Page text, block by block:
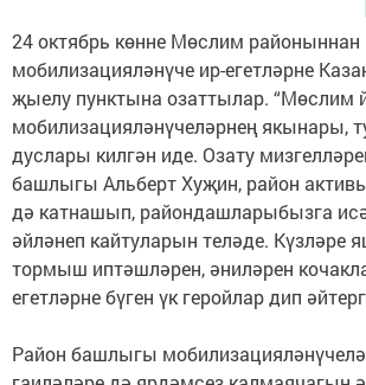
24 октябрь көнне Мөслим районыннан
мобилизацияләнүче ир-егетләрне
җыелу пунктына озаттылар. “Мөслим
мобилизацияләнүчеләрнең якынары,
дуслары килгән иде. Озату
башлыгы Альберт Хуҗин, район
дә катнашып, райондашларыбызга
әйләнеп кайтуларын теләде. Күзләре
тормыш иптәшләрен, әниләрен
егетләрне бүген үк геройлар дип
Район башлыгы